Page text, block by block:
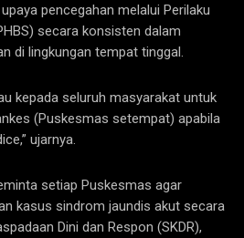
pencegahan melalui Perilaku
secara konsisten dalam
di lingkungan tempat tinggal.
kepada seluruh masyarakat untuk
(Puskesmas setempat) apabila
ujarnya.
setiap Puskesmas agar
kasus sindrom jaundis akut secara
Dini dan Respon (SKDR),